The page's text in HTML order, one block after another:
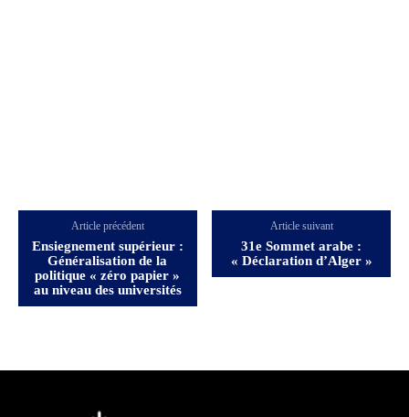
Article précédent
Ensiegnement supérieur :
Généralisation de la
politique « zéro papier »
au niveau des universités
Article suivant
31e Sommet arabe :
« Déclaration d’Alger »